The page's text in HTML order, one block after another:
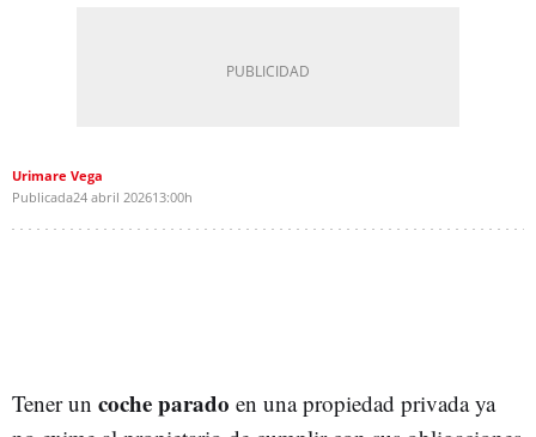
Urimare Vega
Publicada24 abril 202613:00h
Tener un coche parado en una propiedad privada ya